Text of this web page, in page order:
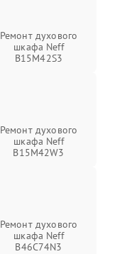
Ремонт духового
шкафа Neff
B15M42S3
Ремонт духового
шкафа Neff
B15M42W3
Ремонт духового
шкафа Neff
B46C74N3